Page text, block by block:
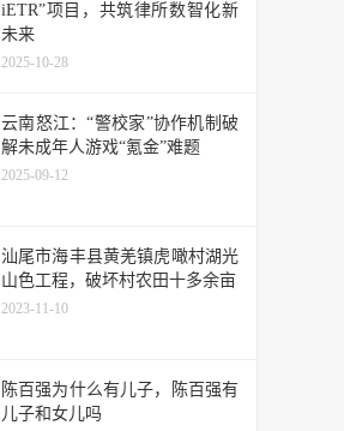
iETR”项目，共筑律所数智化新
未来
2025-10-28
云南怒江：“警校家”协作机制破
解未成年人游戏“氪金”难题
2025-09-12
汕尾市海丰县黄羌镇虎噉村湖光
山色工程，破坏村农田十多余亩
2023-11-10
陈百强为什么有儿子，陈百强有
儿子和女儿吗